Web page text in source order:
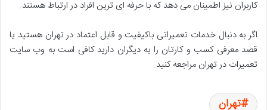
کاربران نیز اطمینان می ‌دهد که با حرفه ‌ای ‌ترین افراد در ارتباط هستند.
اگر به دنبال خدمات تعمیراتی باکیفیت و قابل اعتماد در تهران هستید یا
قصد معرفی کسب و کارتان را به دیگران دارید کافی است به وب ‌سایت
تعمیرات در تهران مراجعه کنید.
تهران